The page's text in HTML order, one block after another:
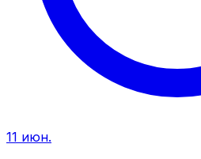
11 июн.